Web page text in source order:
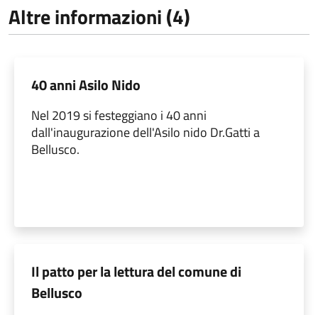
Altre informazioni (4)
40 anni Asilo Nido
Nel 2019 si festeggiano i 40 anni
dall'inaugurazione dell'Asilo nido Dr.Gatti a
Bellusco.
Il patto per la lettura del comune di
Bellusco